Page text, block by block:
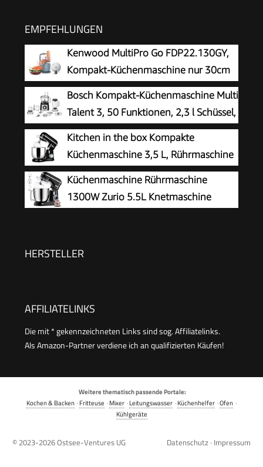
EMPFEHLUNGEN
Kenwood MultiPro Go FDP22.130GY,
Kompakt-Küchenmaschine nur 30cm
hoch, zum Schneiden, Reiben, Pürieren
und Teig Kneten, Express-Serve, 1,3 l
Arbeitsbehälter, 650 W, Blau
Bosch Kompakt-Küchenmaschine Multi
Talent 3, 50 Funktionen, 2,3 l Schüssel,
Mixer, spülmaschinengeeignet,
Universalzerkleinerer, kleine Küchenmaschine,
800 Watt, schwarz/Edelstahl, MCM3501M
Kitchen in the box Kompakte
Küchenmaschine 3,5 L, Rührmaschine
& Knetmaschine mit 10
Geschwindigkeiten, Leichte Teigmaschine mit
Knethaken, Rührhaken & Schneebesen, ideal für
Küchenmaschine Rührmaschine
1300W Zurio 5.5L Knetmaschine
Zubehör Knethaken, Schneebesen, Schwarzer
HERSTELLER
AFFILIATELINKS
Die mit * gekennzeichneten Links sind sog. Affiliatelinks.
Als Amazon-Partner verdiene ich an qualifizierten Käufen!
Weitere thematisch passende Portale:
Kochen & Backen ·Fritteuse ·Mixer ·Leitungswasser ·Küchenhelfer ·Ofen ·
Kühlgeräte
© 2023-2026Ostsee-Ventures UG Datenschutz · Impressum